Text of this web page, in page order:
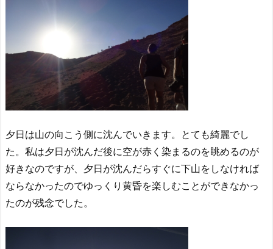
夕日は山の向こう側に沈んでいきます。とても綺麗でし
た。私は夕日が沈んだ後に空が赤く染まるのを眺めるのが
好きなのですが、夕日が沈んだらすぐに下山をしなければ
ならなかったのでゆっくり黄昏を楽しむことができなかっ
たのが残念でした。